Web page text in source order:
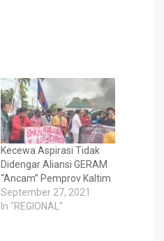
Kecewa Aspirasi Tidak
Didengar Aliansi GERAM
“Ancam” Pemprov Kaltim
September 27, 2021
In "REGIONAL"